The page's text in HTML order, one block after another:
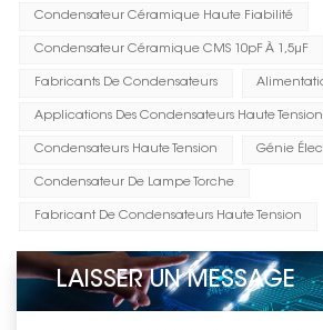
Condensateur Céramique Haute Fiabilité
Condensateur Céramique CMS 10pF À 1,5μF
Fabricants De Condensateurs
Applications Des Condensateurs Haute Tension
Condensateurs Haute Tension Génie
Condensateur De Lampe Torche
Fabricant De Condensateurs Haute Tension
LAISSER UN MESSAGE